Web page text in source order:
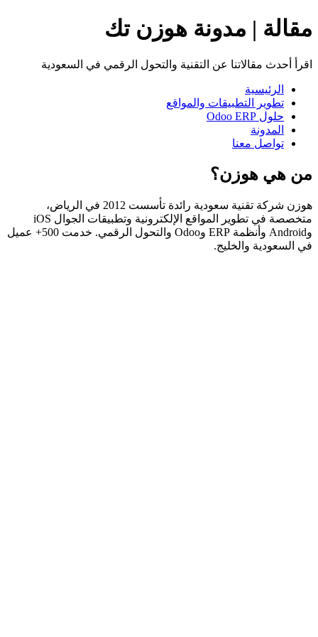
مقالة | مدونة هوزن تك
اقرأ أحدث مقالاتنا عن التقنية والتحول الرقمي في السعودية
الرئيسية
تطوير التطبيقات والمواقع
حلول Odoo ERP
المدونة
تواصل معنا
من هي هوزن؟
هوزن شركة تقنية سعودية رائدة تأسست 2012 في الرياض،
متخصصة في تطوير المواقع الإلكترونية وتطبيقات الجوال iOS
وAndroid وأنظمة ERP وOdoo والتحول الرقمي. خدمت 500+ عميل
في السعودية والخليج.